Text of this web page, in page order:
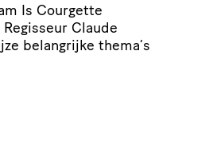
Is Courgette
Claude
belangrijke thema’s